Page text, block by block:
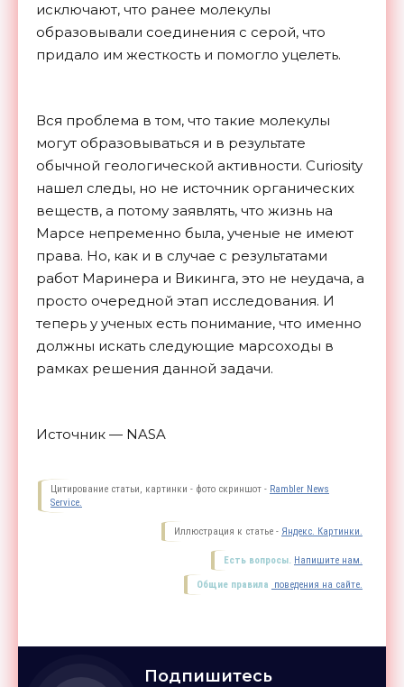
исключают, что ранее молекулы
образовывали соединения с серой, что
придало им жесткость и помогло уцелеть.
Вся проблема в том, что такие молекулы
могут образовываться и в результате
обычной геологической активности. Curiosity
нашел следы, но не источник органических
веществ, а потому заявлять, что жизнь на
Марсе непременно была, ученые не имеют
права. Но, как и в случае с результатами
работ Маринера и Викинга, это не неудача, а
просто очередной этап исследования. И
теперь у ученых есть понимание, что именно
должны искать следующие марсоходы в
рамках решения данной задачи.
Источник — NASA
Цитирование статьи, картинки - фото скриншот - Rambler News
Service.
Иллюстрация к статье - Яндекс. Картинки.
Есть вопросы. Напишите нам.
Общие правила поведения на сайте.
Подпишитесь